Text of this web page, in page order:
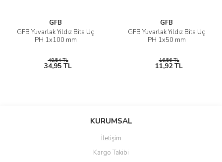
GFB
GFB Yuvarlak Yıldız Bits Uç
PH 1x100 mm
48,54 TL
34,95 TL
GFB
GFB Yuvarlak Yıldız Bits Uç
PH 1x50 mm
16,56 TL
11,92 TL
KURUMSAL
İletişim
Kargo Takibi